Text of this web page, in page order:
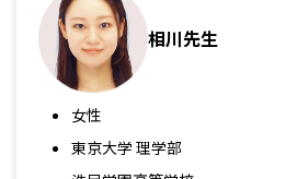
相川先生
女性
東京大学 理学部